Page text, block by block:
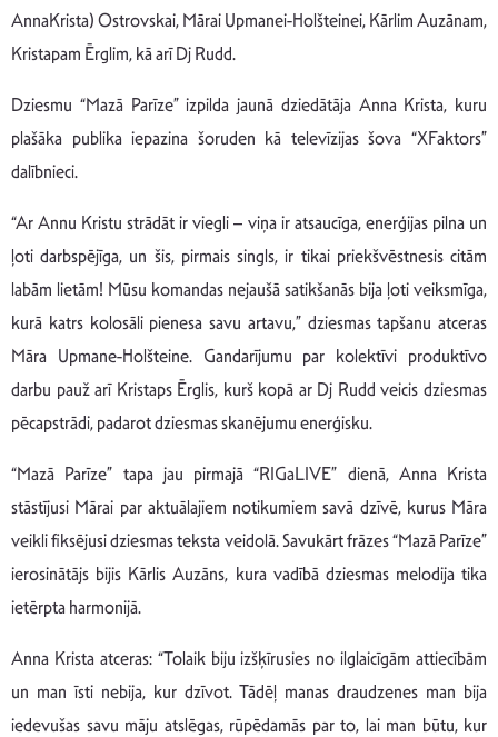
AnnaKrista) Ostrovskai, Mārai Upmanei-Holšteinei, Kārlim Auzānam,
Kristapam Ērglim, kā arī Dj Rudd.
Dziesmu “Mazā Parīze” izpilda jaunā dziedātāja Anna Krista, kuru
plašāka publika iepazina šoruden kā televīzijas šova “XFaktors”
dalībnieci.
“Ar Annu Kristu strādāt ir viegli – viņa ir atsaucīga, enerģijas pilna un
ļoti darbspējīga, un šis, pirmais singls, ir tikai priekšvēstnesis citām
labām lietām! Mūsu komandas nejaušā satikšanās bija ļoti veiksmīga,
kurā katrs kolosāli pienesa savu artavu,” dziesmas tapšanu atceras
Māra Upmane-Holšteine. Gandarījumu par kolektīvi produktīvo
darbu pauž arī Kristaps Ērglis, kurš kopā ar Dj Rudd veicis dziesmas
pēcapstrādi, padarot dziesmas skanējumu enerģisku.
“Mazā Parīze” tapa jau pirmajā “RIGaLIVE” dienā, Anna Krista
stāstījusi Mārai par aktuālajiem notikumiem savā dzīvē, kurus Māra
veikli fiksējusi dziesmas teksta veidolā. Savukārt frāzes “Mazā Parīze”
ierosinātājs bijis Kārlis Auzāns, kura vadībā dziesmas melodija tika
ietērpta harmonijā.
Anna Krista atceras: “Tolaik biju izšķīrusies no ilglaicīgām attiecībām
un man īsti nebija, kur dzīvot. Tādēļ manas draudzenes man bija
iedevušas savu māju atslēgas, rūpēdamās par to, lai man būtu, kur